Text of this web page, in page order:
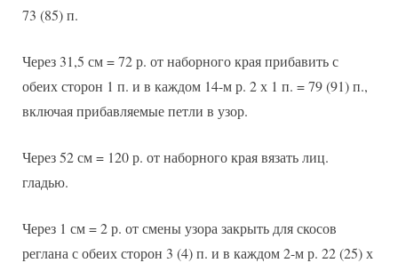
73 (85) п.
Через 31,5 см = 72 р. от наборного края прибавить с
обеих сторон 1 п. и в каждом 14-м р. 2 х 1 п. = 79 (91) п.,
включая прибавляемые петли в узор.
Через 52 см = 120 р. от наборного края вязать лиц.
гладью.
Через 1 см = 2 р. от смены узора закрыть для скосов
реглана с обеих сторон 3 (4) п. и в каждом 2-м р. 22 (25) х